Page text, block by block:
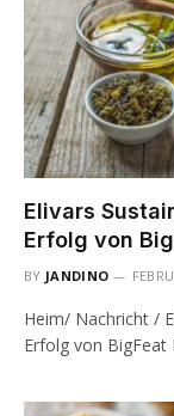
Elivars
Erfolg von
BY JANDINO
Heim/ Nachricht /
Erfolg von BigFeat